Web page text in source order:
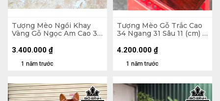
Tượng Mèo Ngồi Khay
Vàng Gỗ Ngọc Am Cao 37
1 năm trước
3.400.000 ₫
Tượng Mèo Gỗ Trắc Cao
34 Ngang 31 Sâu 11 (cm) -
1 năm trước
4.200.000 ₫